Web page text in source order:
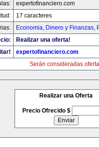
expertofinanciero.com
17 caracteres
Economia, Dinero y Finanzas,
Realizar una oferta!
expertofinanciero.com
Serán consideradas
Realizar una Oferta
Precio Ofrecido $